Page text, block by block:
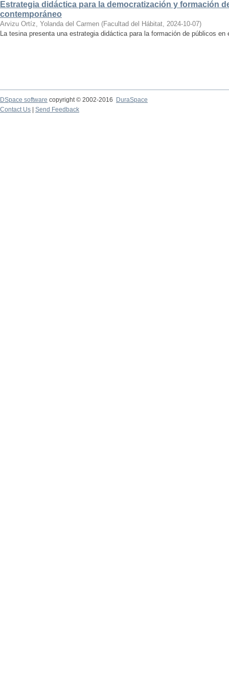
Estrategia didáctica para la democratización y formación
contemporáneo
Arvizu Ortíz, Yolanda del Carmen (Facultad del Hábitat, 2024-10-07)
La tesina presenta una estrategia didáctica para la formación de públicos en
DSpace software copyright © 2002-2016
DuraSpace
Contact Us
Send Feedback